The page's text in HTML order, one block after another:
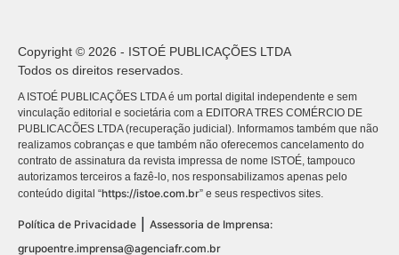
Copyright © 2026 - ISTOÉ PUBLICAÇÕES LTDA
Todos os direitos reservados.
A ISTOÉ PUBLICAÇÕES LTDA é um portal digital independente e sem
vinculação editorial e societária com a EDITORA TRES COMÉRCIO DE
PUBLICACÕES LTDA (recuperação judicial). Informamos também que não
realizamos cobranças e que também não oferecemos cancelamento do
contrato de assinatura da revista impressa de nome ISTOÉ, tampouco
autorizamos terceiros a fazê-lo, nos responsabilizamos apenas pelo
conteúdo digital “https://istoe.com.br” e seus respectivos sites.
Política de Privacidade
Assessoria de Imprensa:
grupoentre.imprensa@agenciafr.com.br